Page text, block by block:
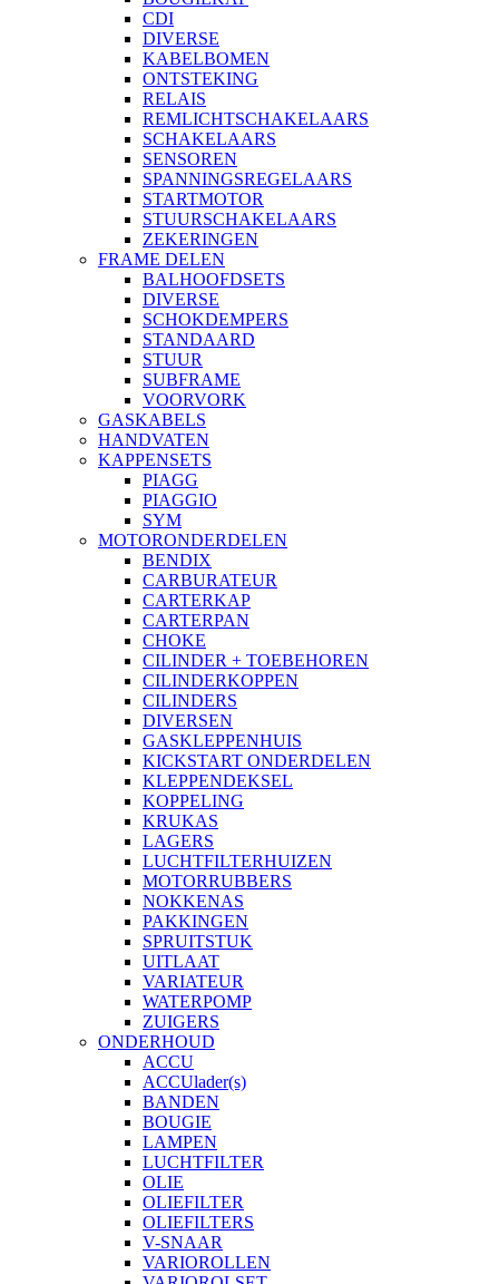
CDI
DIVERSE
KABELBOMEN
ONTSTEKING
RELAIS
REMLICHTSCHAKELAARS
SCHAKELAARS
SENSOREN
SPANNINGSREGELAARS
STARTMOTOR
STUURSCHAKELAARS
ZEKERINGEN
FRAME DELEN
BALHOOFDSETS
DIVERSE
SCHOKDEMPERS
STANDAARD
STUUR
SUBFRAME
VOORVORK
GASKABELS
HANDVATEN
KAPPENSETS
PIAGG
PIAGGIO
SYM
MOTORONDERDELEN
BENDIX
CARBURATEUR
CARTERKAP
CARTERPAN
CHOKE
CILINDER + TOEBEHOREN
CILINDERKOPPEN
CILINDERS
DIVERSEN
GASKLEPPENHUIS
KICKSTART ONDERDELEN
KLEPPENDEKSEL
KOPPELING
KRUKAS
LAGERS
LUCHTFILTERHUIZEN
MOTORRUBBERS
NOKKENAS
PAKKINGEN
SPRUITSTUK
UITLAAT
VARIATEUR
WATERPOMP
ZUIGERS
ONDERHOUD
ACCU
ACCUlader(s)
BANDEN
BOUGIE
LAMPEN
LUCHTFILTER
OLIE
OLIEFILTER
OLIEFILTERS
V-SNAAR
VARIOROLLEN